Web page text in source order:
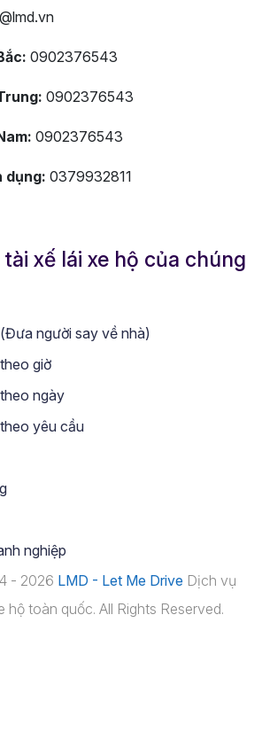
0902376543
0902376543
0902376543
dụng: 0379932811
xế lái xe hộ của chúng
người say về nhà)
giờ
ngày
yêu cầu
nghiệp
- 2026 LMD - Let Me Drive Dịch vụ
hộ toàn quốc. All Rights Reserved.